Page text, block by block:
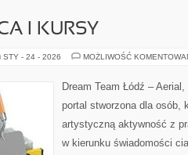
I KURSY
STY - 24 - 2026 MOŻLIWOŚĆ
Dream Team Łódź –
portal stworzona dla osób,
artystyczną aktywność z
w kierunku świadomości